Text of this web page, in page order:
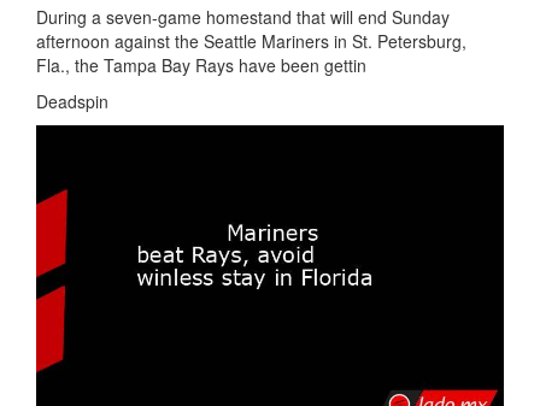
During a seven-game homestand that will end Sunday
afternoon against the Seattle Mariners in St. Petersburg,
Fla., the Tampa Bay Rays have been gettin
Deadspin